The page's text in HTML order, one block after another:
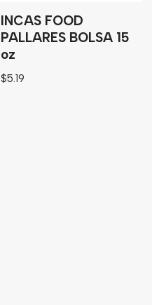
INCAS FOOD
PALLARES BOLSA 15
oz
$5.19